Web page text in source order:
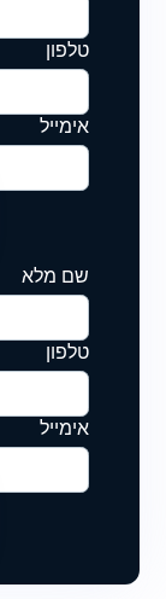
טלפון
אימייל
שם מלא
טלפון
אימייל